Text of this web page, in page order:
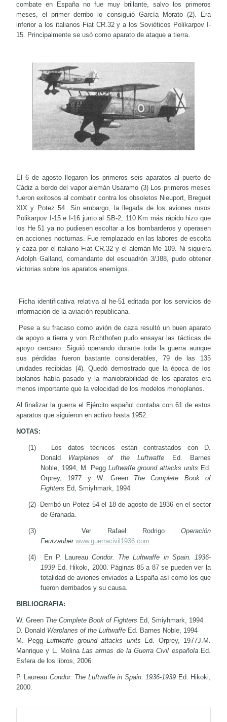
combate en España no fue muy brillante, salvo los primeros
meses, el primer derribo lo consiguió García Morato (2). Era
inferior a los italianos Fiat CR.32 y a los Soviéticos Polikarpov I-
15. Principalmente se usó como aparato de ataque a tierra.
El 6 de agosto llegaron los primeros seis aparatos al puerto de
Cádiz a bordo del vapor alemán Usaramo (3) Los primeros meses
fueron exitosos al combatir contra los obsoletos Nieuport, Breguet
XIX y Potez 54. Sin embargo, la llegada de los aviones rusos
Polikarpov I-15 e I-16 junto al SB-2,
110 Km más rápido hizo que
los He 51 ya no pudiesen escoltar a los bombarderos y operasen
en acciones nocturnas. Fue remplazado en las labores de escolta
y caza por el italiano Fiat CR.32 y el alemán Me 109. Ni siquiera
Adolph Galland, comandante del escuadrón 3/J88, pudo obtener
victorias sobre los aparatos enemigos.
Ficha identificativa relativa al he-51 editada por los servicios de
información de la aviación republicana.
Pese a su fracaso como avión de caza resultó un buen aparato
de apoyo a tierra y von Richthofen pudo ensayar las tácticas de
apoyo cercano. Siguió operando durante toda la guerra aunque
sus pérdidas fueron bastante considerables, 79 de las 135
unidades recibidas (4). Quedó demostrado que la época de los
biplanos había pasado y la maniobrabilidad de los aparatos era
menos importante que la velocidad de los modelos monoplanos.
Al finalizar la guerra el Ejército español contaba con 61 de estos
aparatos que siguieron en activo hasta 1952.
NOTAS:
(1)
Los datos técnicos están contrastados con D.
Donald Warplanes of the Luftwaffe Ed.
Barnes
Noble, 1994, M. Pegg Luftwaffe ground attacks units Ed.
Orprey, 1977 y W. Green The Complete Book of
Fighters Ed, Smiyhmark, 1994
(2)
Derribó un Potez 54 el 18 de agosto de 1936 en el sector
de Granada.
(3) Ver Rafael Rodrigo Operación
Feurzauber www.guerracivil1936.com
(4) En P. LaureauCondor. The Luftwaffe in Spain. 1936-
1939 Ed. Hikoki, 2000.
Páginas 85 a 87 se pueden ver la
totalidad de aviones enviados a España así como los que
fueron derribados y su causa.
BIBLIOGRAFIA:
W. Green The Complete Book of Fighters Ed, Smiyhmark, 1994
D. Donald Warplanes of the Luftwaffe Ed. Barnes Noble, 1994
M. Pegg Luftwaffe ground attacks units Ed. Orprey, 1977J.M.
Manrique y L. MolinaLas armas de la Guerra Civil españolaEd.
Esfera de los libros, 2006.
P. Laureau Condor. The Luftwaffe in Spain. 1936-1939 Ed. Hikoki,
2000.